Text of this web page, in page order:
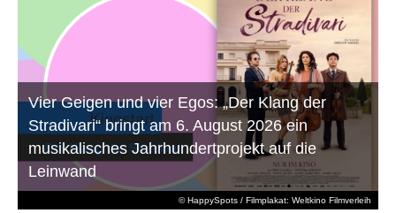
© HappySpots / Filmplakat: Weltkino Filmverleih
Vier Geigen und vier Egos: „Der Klang der
Stradivari“ bringt am 6. August 2026 ein
musikalisches Jahrhundertprojekt auf die
Leinwand